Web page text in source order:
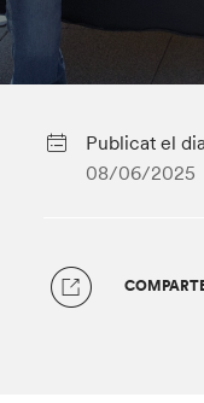
Publicat el
08/06/2025